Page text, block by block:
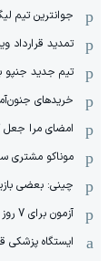
جوانترین تیم
تمدید قرارداد
تیم جدید جنپو
خریدهای
امضای مرا جعل
موناکو مشتری
چینی: بعضی
آزمون برای 7 روز دیگر برنامه دارد! (عکس)
ایستگاه